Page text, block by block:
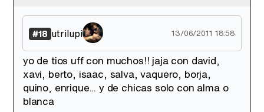
#18 utrilupi 13/06/2011 18:58
yo de tios uff con muchos!! jaja con david,
xavi, berto, isaac, salva, vaquero, borja,
quino, enrique... y de chicas solo con alma o
blanca